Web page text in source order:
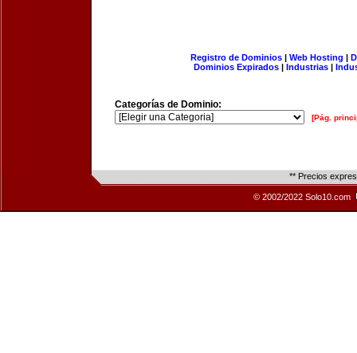
Registro de Dominios| Web Hosting |
Dominios Expirados | Industrias |
Categorías de Dominio:
[Pág.
** Precios
© 2002/2022 Solo10.com